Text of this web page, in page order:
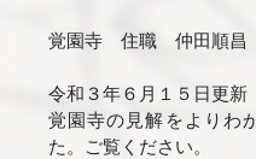
覚園寺 住職 仲田順昌
令和３年６月１５日更新
覚園寺の見解をよりわ
た。ご覧ください。